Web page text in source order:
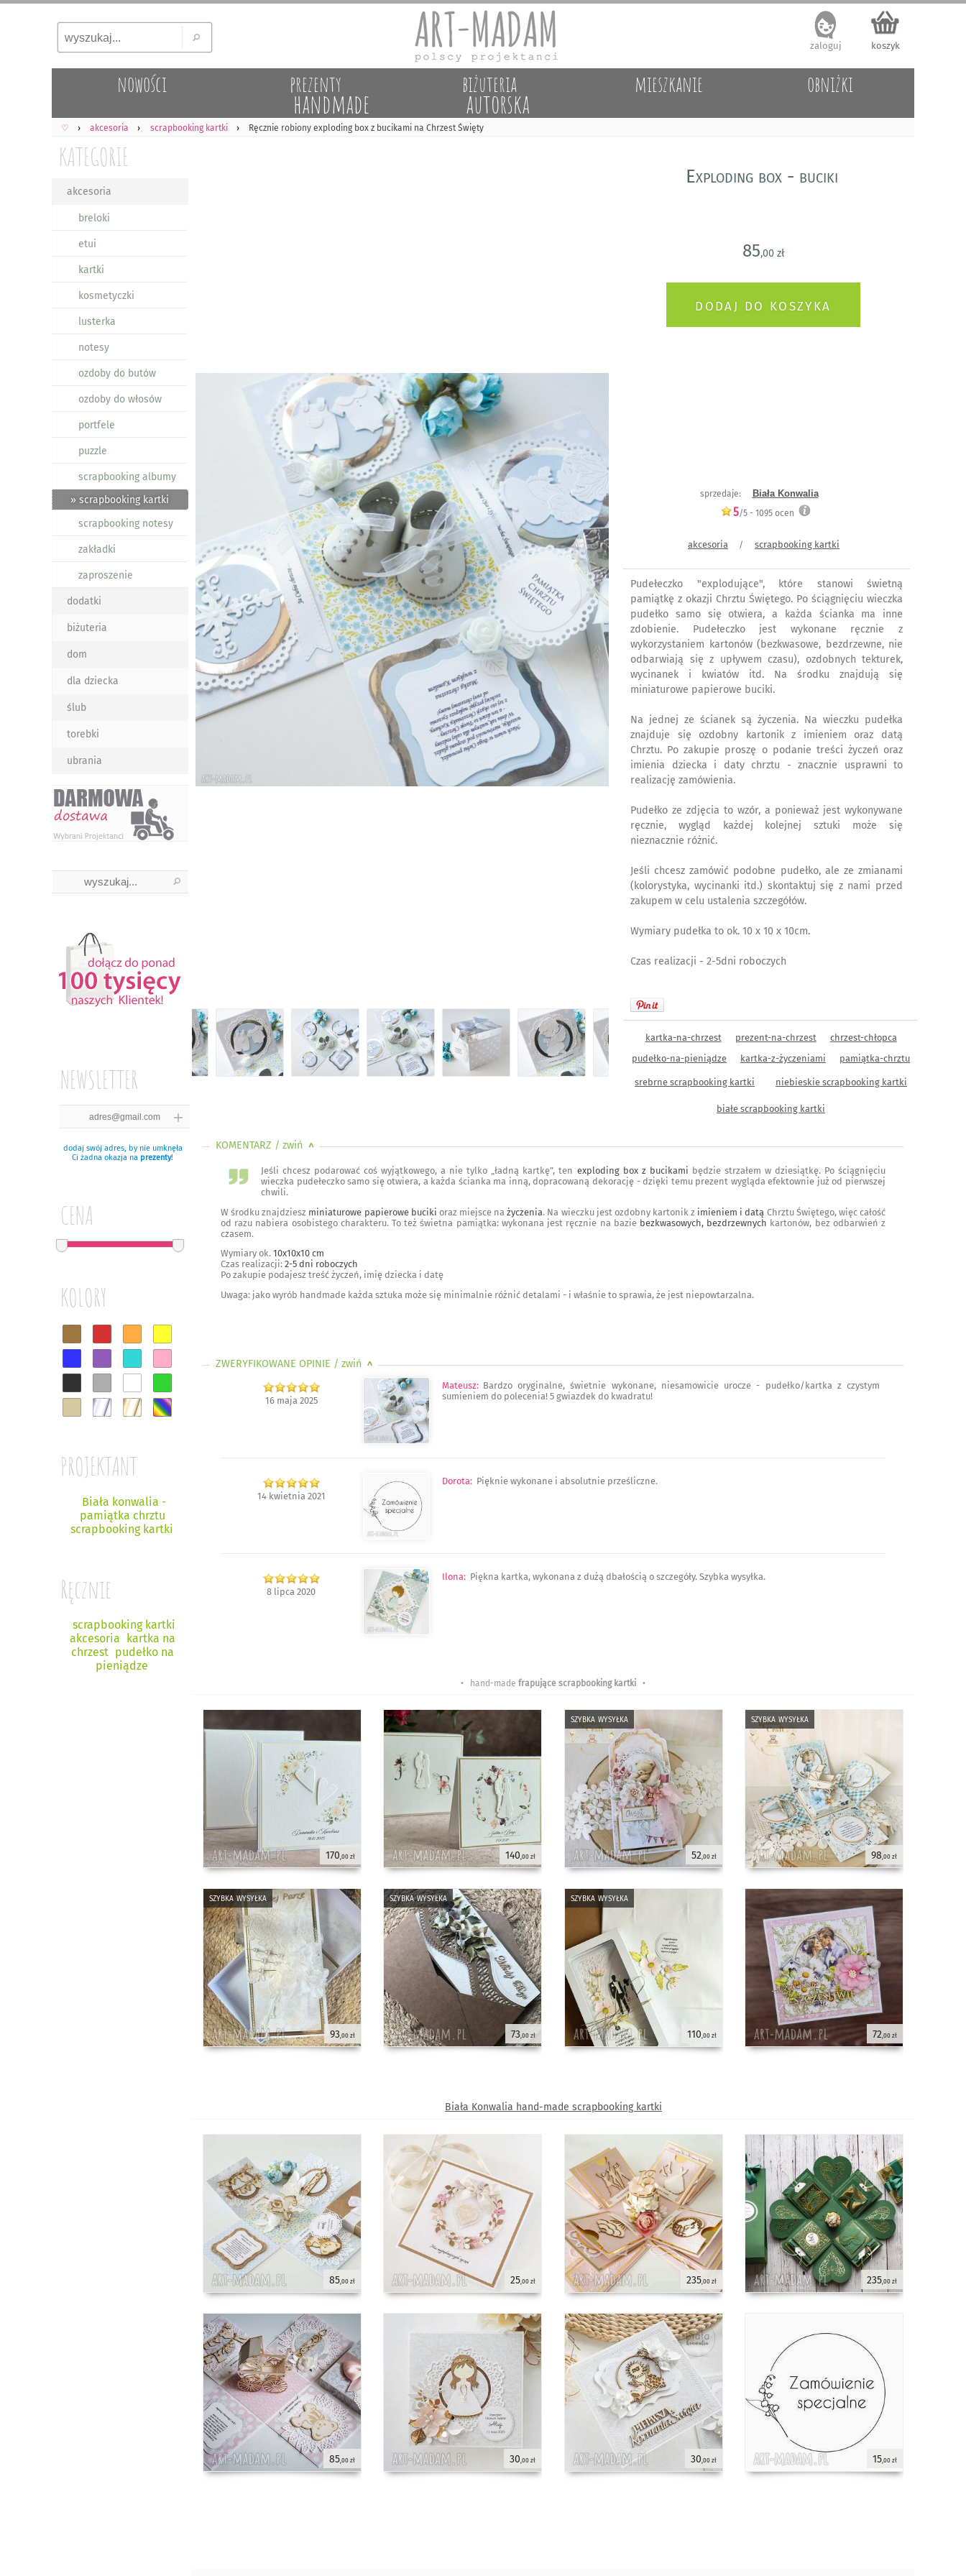
koszyk
zaloguj
nowości prezenty
handmade
biżuteria
autorska
mieszkanie obniżki
♡ akcesoria scrapbooking kartki Ręcznie robiony exploding box z bucikami na Chrzest Święty
KATEGORIE
akcesoria
breloki
etui
kartki
kosmetyczki
lusterka
notesy
ozdoby do butów
ozdoby do włosów
portfele
puzzle
scrapbooking albumy
» scrapbooking kartki
scrapbooking notesy
zakładki
zaproszenie
dodatki
biżuteria
dom
dla dziecka
ślub
torebki
ubrania
NEWSLETTER
dodaj swój adres, by nie umknęła
Ci żadna okazja na prezenty!
CENA
KOLORY
PROJEKTANT
Biała konwalia -
pamiątka chrztu
scrapbooking kartki
Ręcznie
scrapbooking kartki
akcesoria
kartka na
chrzest pudełko na
pieniądze
Exploding box - buciki
85,00 zł
sprzedaje: Biała Konwalia
5/5 - 1095 ocen
akcesoria / scrapbooking kartki
Pudełeczko "explodujące", które stanowi świetną
pamiątkę z okazji Chrztu Świętego. Po ściągnięciu wieczka
pudełko samo się otwiera, a każda ścianka ma inne
zdobienie. Pudełeczko jest wykonane ręcznie z
wykorzystaniem kartonów (bezkwasowe, bezdrzewne, nie
odbarwiają się z upływem czasu), ozdobnych tekturek,
wycinanek i kwiatów itd. Na środku znajdują się
miniaturowe papierowe buciki.
Na jednej ze ścianek są życzenia. Na wieczku pudełka
znajduje się ozdobny kartonik z imieniem oraz datą
Chrztu. Po zakupie proszę o podanie treści życzeń oraz
imienia dziecka i daty chrztu - znacznie usprawni to
realizację zamówienia.
Pudełko ze zdjęcia to wzór, a ponieważ jest wykonywane
ręcznie, wygląd każdej kolejnej sztuki może się
nieznacznie różnić.
Jeśli chcesz zamówić podobne pudełko, ale ze zmianami
(kolorystyka, wycinanki itd.) skontaktuj się z nami przed
zakupem w celu ustalenia szczegółów.
Wymiary pudełka to ok. 10 x 10 x 10cm.
Czas realizacji - 2-5dni roboczych
kartka-na-chrzest prezent-na-chrzest
chrzest-chłopca
pudełko-na-pieniądze
kartka-z-życzeniami pamiątka-chrztu
srebrne scrapbooking kartki niebieskie scrapbooking kartki
białe scrapbooking kartki
KOMENTARZ / zwiń <
Jeśli chcesz podarować coś wyjątkowego, a nie tylko „ładną kartkę”, ten exploding box z bucikami będzie strzałem w dziesiątkę. Po ściągnięciu
wieczka pudełeczko samo się otwiera, a każda ścianka ma inną, dopracowaną dekorację - dzięki temu prezent wygląda efektownie już od pierwszej
chwili.
W środku znajdziesz miniaturowe papierowe buciki oraz miejsce nażyczenia. Na wieczku jest ozdobny kartonik z imieniem i datą Chrztu Świętego, więc całość
od razu nabiera osobistego charakteru. To też świetna pamiątka: wykonana jest ręcznie na bazie bezkwasowych, bezdrzewnych kartonów, bez odbarwień z
czasem.
Wymiary ok. 10x10x10 cm
Czas realizacji: 2-5 dni roboczych
Po zakupie podajesz treść życzeń, imię dziecka i datę
Uwaga: jako wyrób handmade każda sztuka może się minimalnie różnić detalami - i właśnie to sprawia, że jest niepowtarzalna.
ZWERYFIKOWANE OPINIE / zwiń >
16 maja 2025
Mateusz: Bardzo oryginalne, świetnie wykonane, niesamowicie urocze - pudełko/kartka z czystym
sumieniem do polecenia! 5 gwiazdek do kwadratu!
14 kwietnia 2021
Dorota: Pięknie wykonane i absolutnie prześliczne.
8 lipca 2020
Ilona: Piękna kartka, wykonana z dużą dbałością o szczegóły. Szybka wysyłka.
• hand-made frapujące scrapbooking kartki •
170,00 zł 140,00 zł
szybka wysyłka
93,00 zł
szybka wysyłka
73,00 zł
szybka wysyłka
52,00 zł
szybka wysyłka
98,00 zł
szybka wysyłka
110,00 zł 72,00 zł
Biała Konwalia hand-made scrapbooking kartki
85,00 zł 25,00 zł
85,00 zł 30,00 zł
235,00 zł 235,00 zł
30,00 zł 15,00 zł